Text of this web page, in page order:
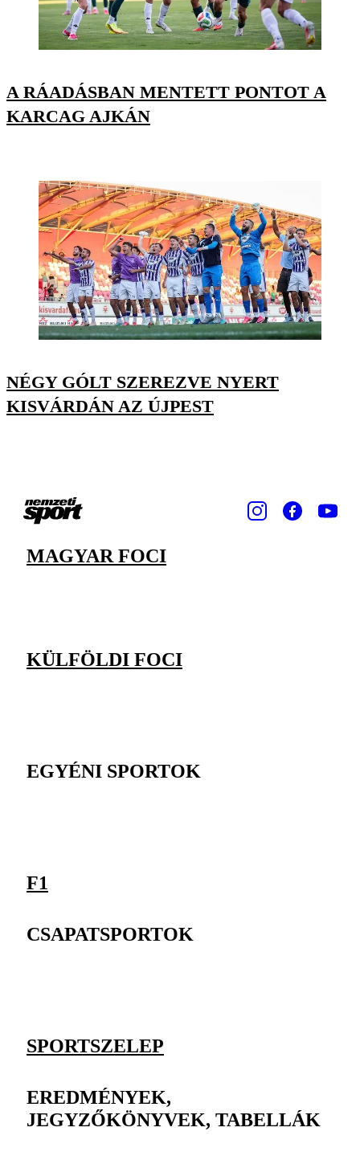
A RÁADÁSBAN MENTETT PONTOT A
KARCAG AJKÁN
NÉGY GÓLT SZEREZVE NYERT
KISVÁRDÁN AZ ÚJPEST
MAGYAR FOCI
KÜLFÖLDI FOCI
EGYÉNI SPORTOK
F1
CSAPATSPORTOK
SPORTSZELEP
EREDMÉNYEK,
JEGYZŐKÖNYVEK, TABELLÁK